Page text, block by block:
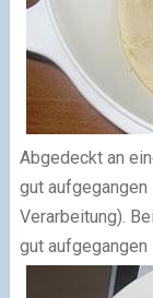
Abgedeckt an
gut
Verarbeitung).
gut aufgegangen